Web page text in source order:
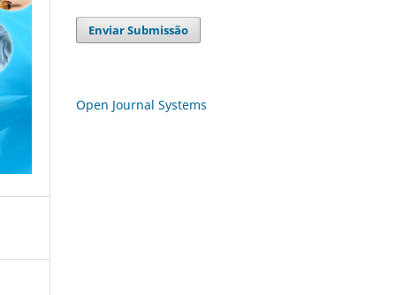
Enviar Submissão
Open Journal Systems